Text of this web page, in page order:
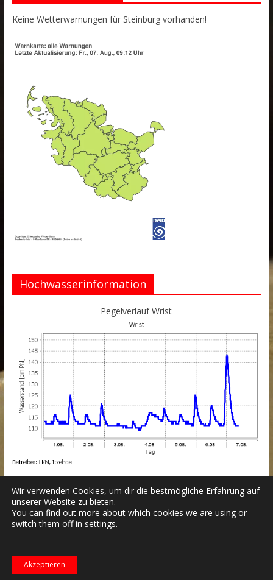
Keine Wetterwarnungen für Steinburg vorhanden!
Hochwasserinformation
Pegelverlauf Wrist
Datenschutzerklärung
Wir verwenden Cookies, um dir die bestmögliche Erfahrung auf
unserer Website zu bieten.
You can find out more about which cookies we are using or
switch them off in settings.
Akzeptieren